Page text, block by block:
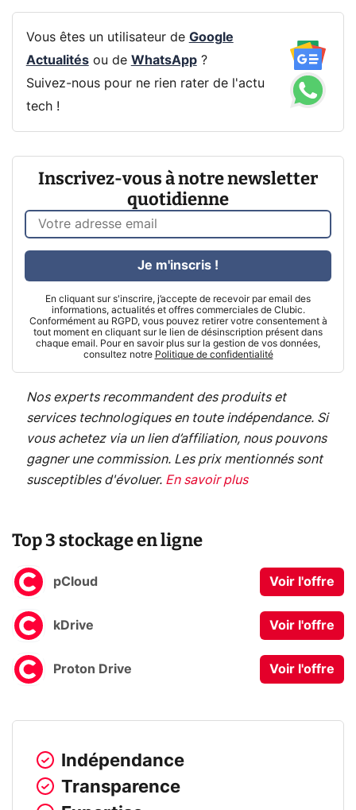
Vous êtes un utilisateur de Google
Actualitésou de WhatsApp?
Suivez-nous pour ne rien rater de l'actu
tech !
Inscrivez-vous à notre newsletter
quotidienne
En cliquant sur s'inscrire, j’accepte de recevoir par email des
informations, actualités et offres commerciales de Clubic.
Conformément au RGPD, vous pouvez retirer votre consentement à
tout moment en cliquant sur le lien de désinscription présent dans
chaque email. Pour en savoir plus sur la gestion de vos données,
consultez notre Politique de confidentialité
Je m'inscris !
Nos experts recommandent des produits et
services technologiques en toute indépendance. Si
vous achetez via un lien d’affiliation, nous pouvons
gagner une commission. Les prix mentionnés sont
susceptibles d'évoluer. En savoir plus
Top 3 stockage en ligne
pCloud Voir l'offre
kDrive Voir l'offre
Proton Drive Voir l'offre
Indépendance
Transparence